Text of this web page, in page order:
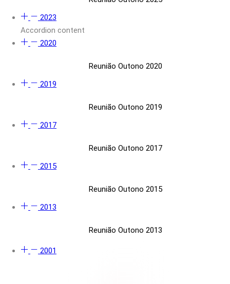
2023
Accordion content
2020
Reunião Outono 2020
2019
Reunião Outono 2019
2017
Reunião Outono 2017
2015
Reunião Outono 2015
2013
Reunião Outono 2013
2001